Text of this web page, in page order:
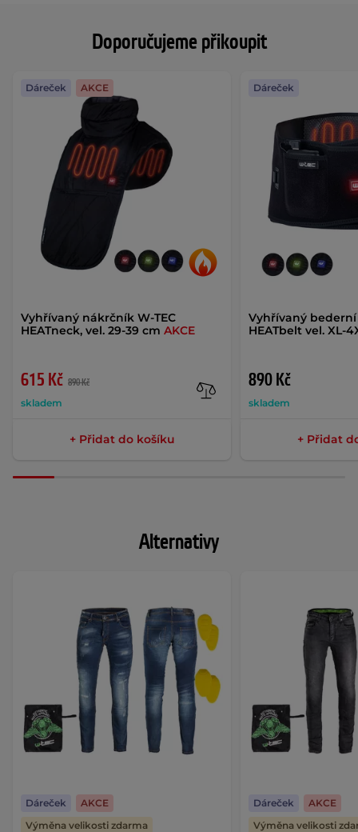
Doporučujeme přikoupit
Vyhřívaný nákrčník W-TEC
HEATneck, vel. 29-39 cm AKCE
615 Kč 890 Kč
skladem
Dáreček AKCE
+ Přidat do košíku
Vyhřívaný bederní
HEATbelt vel. XL-
890 Kč
skladem
Dáreček
+ Přidat
Alternativy
Dáreček
AKCE
Výměna velikosti zdarma
Dáreček
AKCE
Výměna velikosti